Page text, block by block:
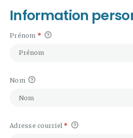
Information
Prénom *
Nom
Adresse courriel *